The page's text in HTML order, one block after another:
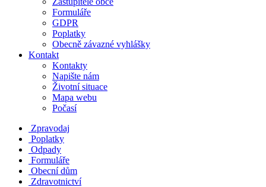
Formuláře
GDPR
Poplatky
Obecně závazné vyhlášky
Kontakt
Kontakty
Napište nám
Životní situace
Mapa webu
Počasí
Zpravodaj
Poplatky
Odpady
Formuláře
Obecní dům
Zdravotnictví